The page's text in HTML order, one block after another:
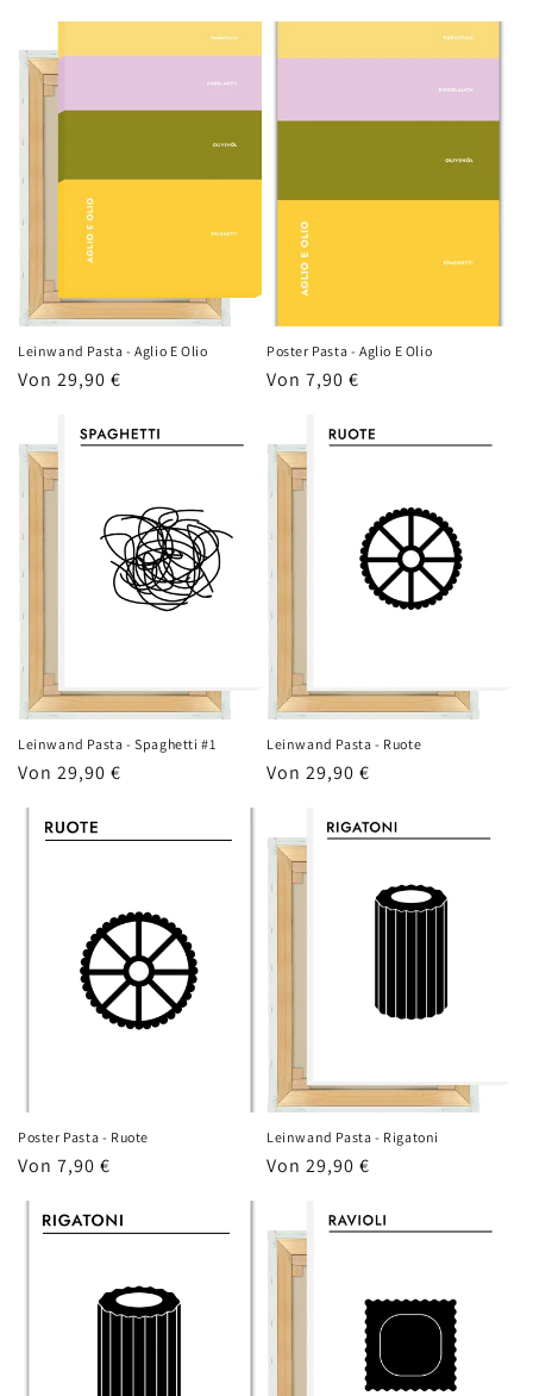
Leinwand Pasta - Aglio E Olio
Normaler
Von 29,90 €
Poster Pasta - Aglio E Olio
Normaler
Von 7,90 €
Leinwand Pasta - Spaghetti #1
Normaler
Von 29,90 €
Leinwand Pasta - Ruote
Normaler
Von 29,90 €
Poster Pasta - Ruote
Normaler
Preis
Von 7,90 €
Leinwand Pasta - Rigatoni
Normaler
Von 29,90 €